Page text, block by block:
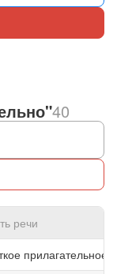
40
речи
прилагательное